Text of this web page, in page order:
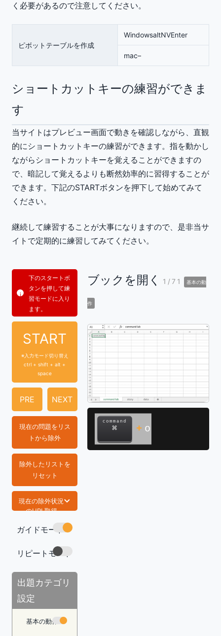
く必要があるので注意してください。
ピボットテーブルを作成
WindowsaltNVEnter
mac–
ショートカットキーの練習ができま
す
当サイトはプレビュー画面で動きを確認しながら、直観
的にショートカットキーの練習ができます。指を動かし
ながらショートカットキーを覚えることができますの
で、暗記して覚えるよりも断然効率的に習得することが
できます。下記のSTARTボタンを押下して始めてみて
ください。
継続して練習することが大事になりますので、是非当サ
イトで定期的に練習してみてください。
下のスタートボ
タンを押して練
習モードに入り
ます。
START
※入力モード切り替え
ctrl + shift + alt +
space
PRE NEXT
現在の問題をリス
トから除外
除外したリストを
リセット
現在の除外状況
のURL取得
https://com
m/tech/exce
l-pivot-tabl
コピー
ガイドモード
リピートモード
出題カテゴリ
設定
基本の動作
ブックを開く 1/71 基本の動
作
⌘
command
+ o